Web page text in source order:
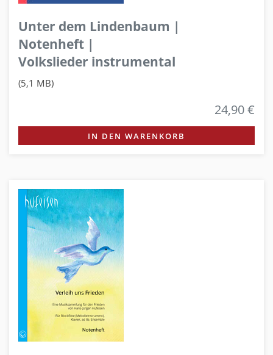
Unter dem Lindenbaum |
Notenheft |
Volkslieder instrumental
(5,1 MB)
24,90 €
IN DEN WARENKORB